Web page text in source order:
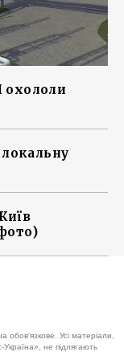
охололи
обов'язкове. Усі матеріали,
не підлягають